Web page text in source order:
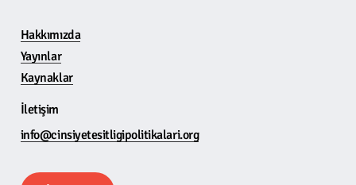
Hakkımızda
Yayınlar
Kaynaklar
İletişim
info@cinsiyetesitligipolitikalari.org